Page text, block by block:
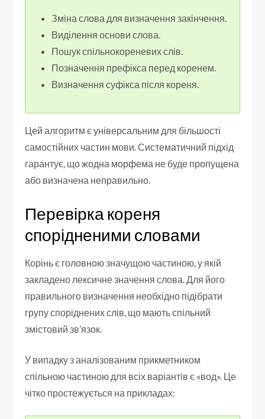
Зміна слова для визначення закінчення.
Виділення основи слова.
Пошук спільнокореневих слів.
Позначення префікса перед коренем.
Визначення суфікса після кореня.
Цей алгоритм є універсальним для більшості
самостійних частин мови. Систематичний підхід
гарантує, що жодна морфема не буде пропущена
або визначена неправильно.
Перевірка кореня
спорідненими словами
Корінь є головною значущою частиною, у якій
закладено лексичне значення слова. Для його
правильного визначення необхідно підібрати
групу споріднених слів, що мають спільний
змістовий зв’язок.
У випадку з аналізованим прикметником
спільною частиною для всіх варіантів є «вод». Це
чітко простежується на прикладах: